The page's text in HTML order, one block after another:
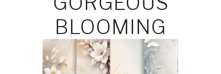
BLOOMING